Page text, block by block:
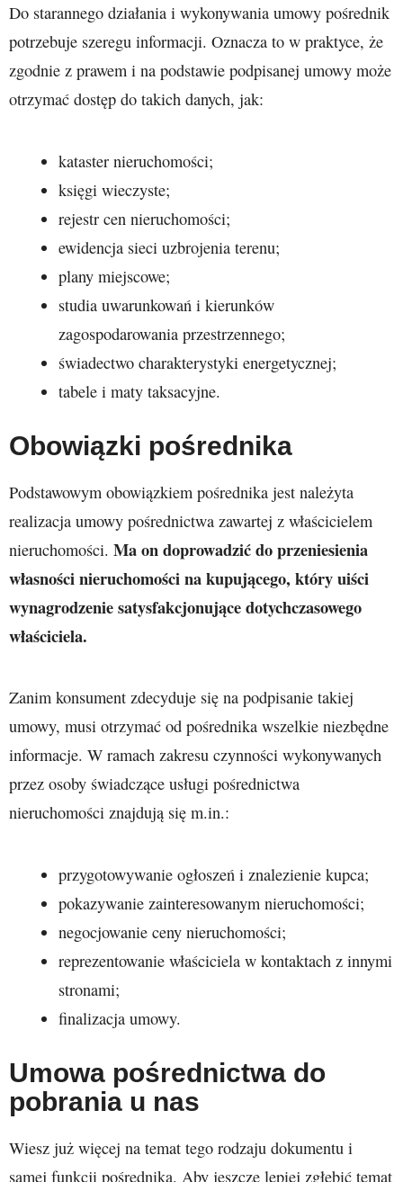
Do starannego działania i wykonywania umowy pośrednik
potrzebuje szeregu informacji. Oznacza to w praktyce, że
zgodnie z prawem i na podstawie podpisanej umowy może
otrzymać dostęp do takich danych, jak:
kataster nieruchomości;
księgi wieczyste;
rejestr cen nieruchomości;
ewidencja sieci uzbrojenia terenu;
plany miejscowe;
studia uwarunkowań i kierunków
zagospodarowania przestrzennego;
świadectwo charakterystyki energetycznej;
tabele i maty taksacyjne.
Obowiązki pośrednika
Podstawowym obowiązkiem pośrednika jest należyta
realizacja umowy pośrednictwa zawartej z właścicielem
nieruchomości. Ma on doprowadzić do przeniesienia
własności nieruchomości na kupującego, który uiści
wynagrodzenie satysfakcjonujące dotychczasowego
właściciela.
Zanim konsument zdecyduje się na podpisanie takiej
umowy, musi otrzymać od pośrednika wszelkie niezbędne
informacje. W ramach zakresu czynności wykonywanych
przez osoby świadczące usługi pośrednictwa
nieruchomości znajdują się m.in.:
przygotowywanie ogłoszeń i znalezienie kupca;
pokazywanie zainteresowanym nieruchomości;
negocjowanie ceny nieruchomości;
reprezentowanie właściciela w kontaktach z innymi
stronami;
finalizacja umowy.
Umowa pośrednictwa do
pobrania u nas
Wiesz już więcej na temat tego rodzaju dokumentu i
samej funkcji pośrednika. Aby jeszcze lepiej zgłębić temat